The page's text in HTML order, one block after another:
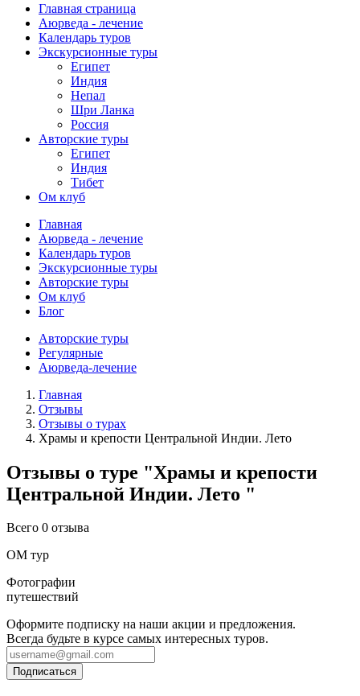
Главная страница
Аюрведа - лечение
Календарь туров
Экскурсионные туры
Египет
Индия
Непал
Шри Ланка
Россия
Авторские туры
Египет
Индия
Тибет
Ом клуб
Главная
Аюрведа - лечение
Календарь туров
Экскурсионные туры
Авторские туры
Ом клуб
Блог
Авторские туры
Регулярные
Аюрведа-лечение
Главная
Отзывы
Отзывы о турах
Храмы и крепости Центральной Индии. Лето
Отзывы о туре "Храмы и крепости
Центральной Индии. Лето "
Всего 0 отзыва
ОМ тур
Фотографии
путешествий
Оформите подписку на наши акции и предложения.
Всегда будьте в курсе самых интересных туров.